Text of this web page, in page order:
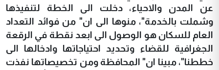
عن المدن والاحياء، دخلت الى الخطة لتنفيذها
وشملت بالخدمة"، منوها الى ان" من فوائد التعداد
العام للسكان هو الوصول الى ابعد نقطة في الرقعة
الجغرافية للقضاء وتحديد احتياجاتها وادخالها الى
خططنا"، مبينا ان" المحافظة ومن تخصيصاتها نفذت